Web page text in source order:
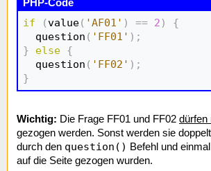
if (value( 'AF01' ) == 2 )
{
  question
( 'FF01' ) ;
}
else {
  question
( 'FF02' ) ;
}
Wichtig: Die Frage FF01 und FF02 dürfen
gezogen werden. Sonst werden sie
durch den question() Befehl und
auf die Seite gezogen wurden.